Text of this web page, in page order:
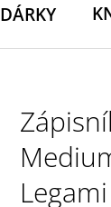
DÁRKY
Legami
ČELOVKA -
ČELENKAMI
499 Kč